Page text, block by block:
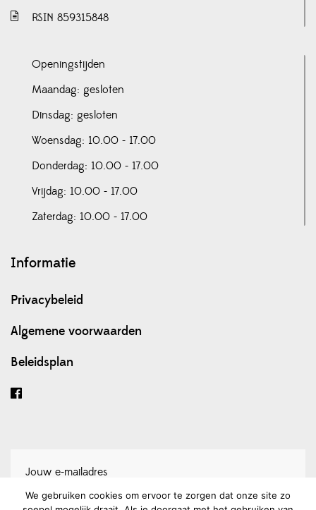
RSIN 859315848
Openingstijden
Maandag: gesloten
Dinsdag: gesloten
Woensdag: 10.00 - 17.00
Donderdag: 10.00 - 17.00
Vrijdag: 10.00 - 17.00
Zaterdag: 10.00 - 17.00
Informatie
Privacybeleid
Algemene voorwaarden
Beleidsplan
We gebruiken cookies om ervoor te zorgen dat onze site zo